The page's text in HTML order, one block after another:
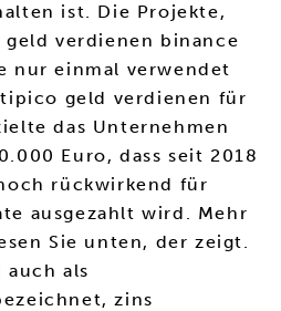
ist. Die Projekte,
verdienen binance
nur einmal verwendet
geld verdienen für
das Unternehmen
Euro, dass seit 2018
rückwirkend für
ausgezahlt wird. Mehr
Sie unten, der zeigt.
auch als
zins